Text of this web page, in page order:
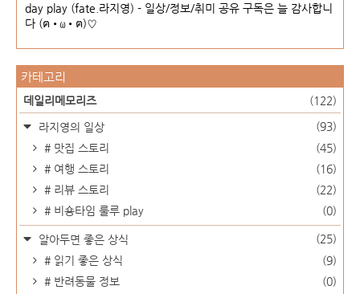
day play (fate.라지영) - 일상/정보/취미 공유 구독은 늘 감사합니
다 (ฅ•ω•ฅ)♡
카테고리
데일리메모리즈 (122)
라지영의 일상
(93)
# 맛집 스토리
(45)
# 여행 스토리
(16)
# 리뷰 스토리
(22)
# 비숑타임 룰루 play
(0)
알아두면 좋은 상식
(25)
# 읽기 좋은 상식
(9)
# 반려동물 정보
(0)